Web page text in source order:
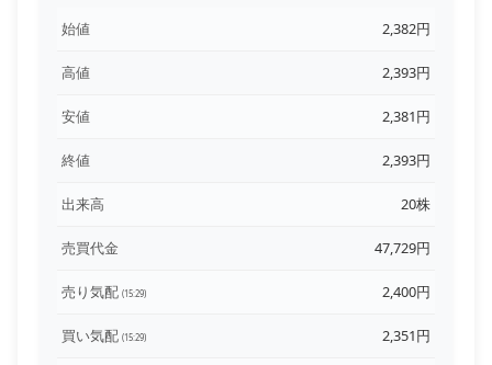
始値 2,382円
高値 2,393円
安値 2,381円
終値 2,393円
出来高 20株
売買代金 47,729円
売り気配 (15:29) 2,400円
買い気配 (15:29) 2,351円